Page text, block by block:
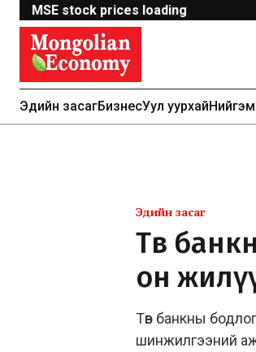
MSE stock prices loading
Эдийн засагБизнесУул уурхайНийгэм
Эдийн засаг
Төв
он
Төв банкны
шинжилгээний